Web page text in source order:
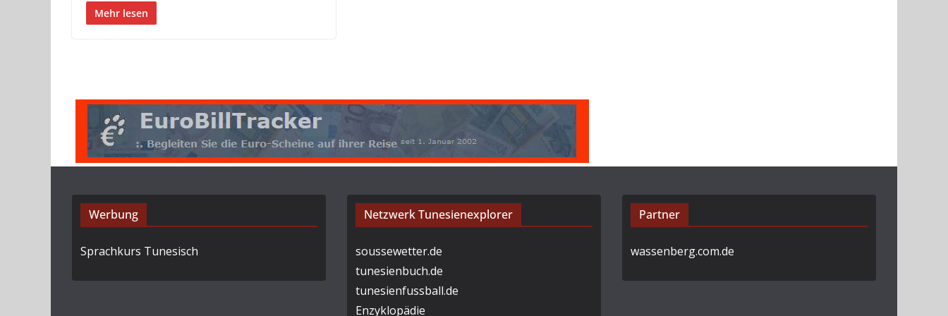
Mehr lesen
Werbung
Sprachkurs Tunesisch
Netzwerk Tunesienexplorer
soussewetter.de
tunesienbuch.de
tunesienfussball.de
Enzyklopädie
Partner
wassenberg.com.de